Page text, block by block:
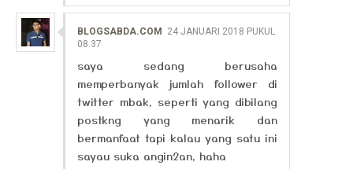
BLOGSABDA.COM 24 JANUARI 2018 PUKUL
08.37
saya sedang berusaha
memperbanyak jumlah follower di
twitter mbak, seperti yang dibilang
postkng yang menarik dan
bermanfaat tapi kalau yang satu ini
sayau suka angin2an, haha